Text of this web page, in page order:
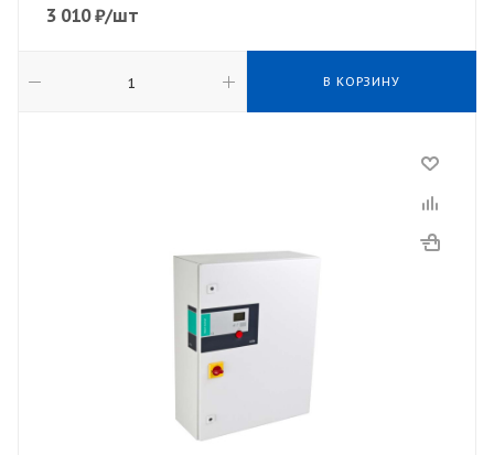
3 010₽/шт
В КОРЗИНУ